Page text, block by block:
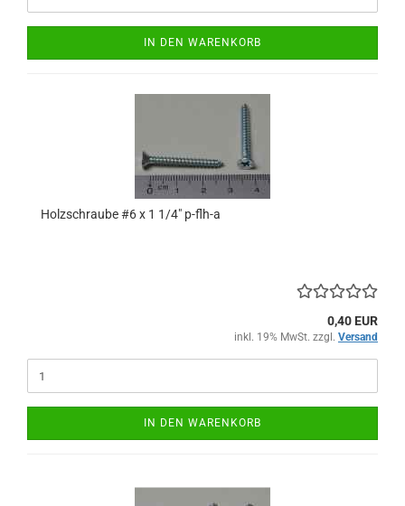
IN DEN WARENKORB
Holzschraube #6 x 1 1/4" p-flh-a
0,40 EUR
inkl. 19% MwSt. zzgl. Versand
IN DEN WARENKORB